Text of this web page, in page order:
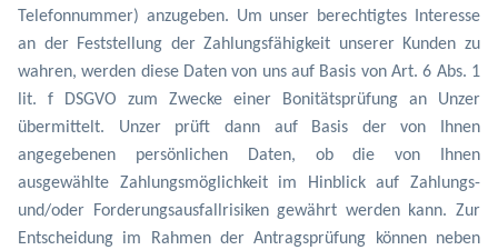
Telefonnummer) anzugeben. Um unser berechtigtes Interesse
an der Feststellung der Zahlungsfähigkeit unserer Kunden zu
wahren, werden diese Daten von uns auf Basis von Art. 6 Abs. 1
lit. f DSGVO zum Zwecke einer Bonitätsprüfung an Unzer
übermittelt. Unzer prüft dann auf Basis der von Ihnen
angegebenen persönlichen Daten, ob die von Ihnen
ausgewählte Zahlungsmöglichkeit im Hinblick auf Zahlungs-
und/oder Forderungsausfallrisiken gewährt werden kann. Zur
Entscheidung im Rahmen der Antragsprüfung können neben